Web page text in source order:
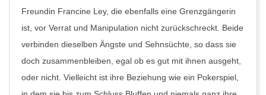
Freundin Francine Ley, die ebenfalls eine Grenzgängerin
ist, vor Verrat und Manipulation nicht zurückschreckt. Beide
verbinden dieselben Ängste und Sehnsüchte, so dass sie
doch zusammenbleiben, egal ob es gut mit ihnen ausgeht,
oder nicht. Vielleicht ist ihre Beziehung wie ein Pokerspiel,